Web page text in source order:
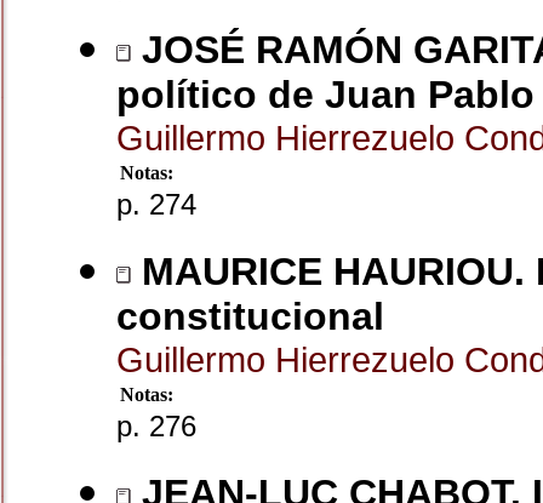
JOSÉ RAMÓN
político de Juan
Guillermo Hierrezuelo
Notas:
p. 274
MAURICE
constitucional
Guillermo Hierrezuelo
Notas:
p. 276
JEAN-LUC